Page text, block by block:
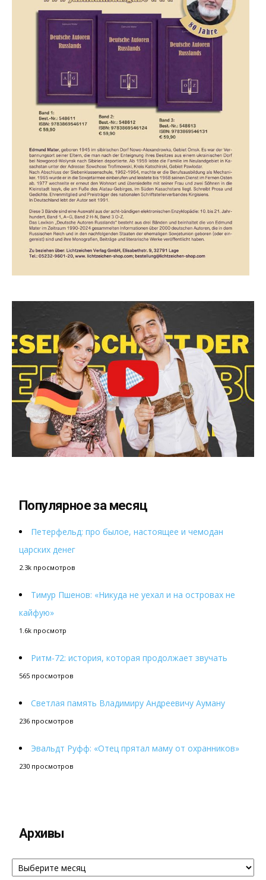
Популярное за месяц
Петерфельд: про былое, настоящее и чемодан
царских денег
2.3k просмотров
Тимур Пшенов: «Никуда не уехал и на островах не
кайфую»
1.6k просмотр
Ритм-72: история, которая продолжает звучать
565 просмотров
Светлая память Владимиру Андреевичу Ауману
236 просмотров
Эвальдт Руфф: «Отец прятал маму от охранников»
230 просмотров
Архивы
Архивы